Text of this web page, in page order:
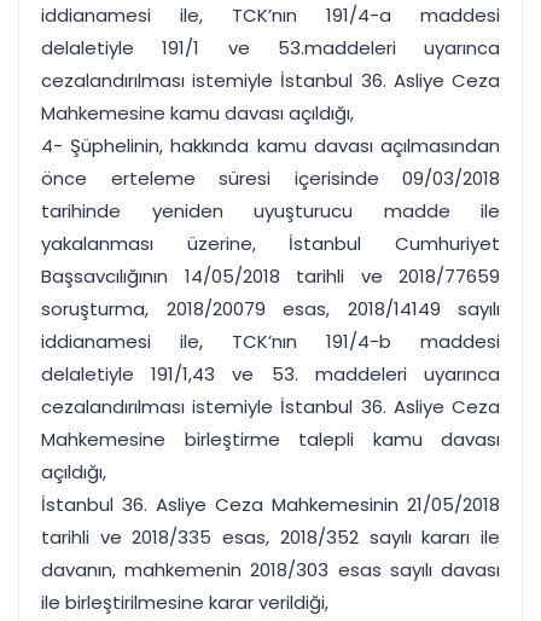
iddianamesi ile, TCK’nın 191/4-a maddesi
delaletiyle 191/1 ve 53.maddeleri uyarınca
cezalandırılması istemiyle İstanbul 36. Asliye Ceza
Mahkemesine kamu davası açıldığı,
4- Şüphelinin, hakkında kamu davası açılmasından
önce erteleme süresi içerisinde 09/03/2018
tarihinde yeniden uyuşturucu madde ile
yakalanması üzerine, İstanbul Cumhuriyet
Başsavcılığının 14/05/2018 tarihli ve 2018/77659
soruşturma, 2018/20079 esas, 2018/14149 sayılı
iddianamesi ile, TCK’nın 191/4-b maddesi
delaletiyle 191/1,43 ve 53. maddeleri uyarınca
cezalandırılması istemiyle İstanbul 36. Asliye Ceza
Mahkemesine birleştirme talepli kamu davası
açıldığı,
İstanbul 36. Asliye Ceza Mahkemesinin 21/05/2018
tarihli ve 2018/335 esas, 2018/352 sayılı kararı ile
davanın, mahkemenin 2018/303 esas sayılı davası
ile birleştirilmesine karar verildiği,